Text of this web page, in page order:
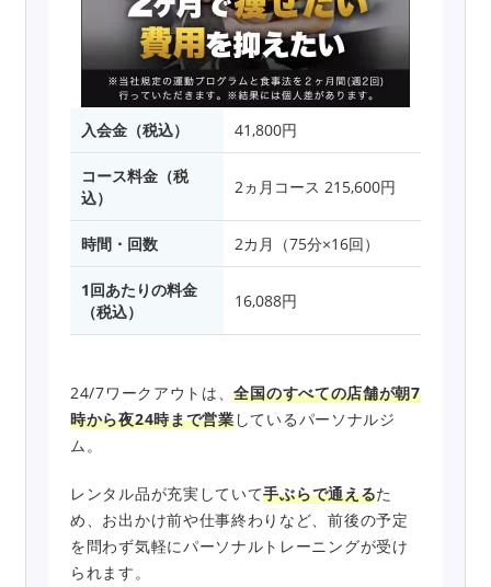
入会金（税込） 41,800円
コース料金（税
込）
2ヵ月コース 215,600円
時間・回数 2カ月（75分×16回）
1回あたりの料金
（税込）
16,088円
24/7ワークアウトは、全国のすべての店舗が朝7
時から夜24時まで営業しているパーソナルジ
ム。
レンタル品が充実していて手ぶらで通えるた
め、お出かけ前や仕事終わりなど、前後の予定
を問わず気軽にパーソナルトレーニングが受け
られます。